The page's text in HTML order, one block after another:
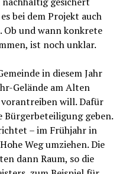
bei dem Projekt auch
Ob und wann konkrete
ist noch unklar.
in diesem Jahr
Gelände am Alten
will. Dafür
Bürgerbeteiligung geben.
– im Frühjahr in
Weg umziehen. Die
dann Raum, so die